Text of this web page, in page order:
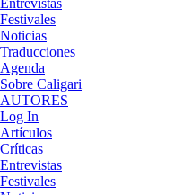
Entrevistas
Festivales
Noticias
Traducciones
Agenda
Sobre Caligari
AUTORES
Log In
Artículos
Críticas
Entrevistas
Festivales